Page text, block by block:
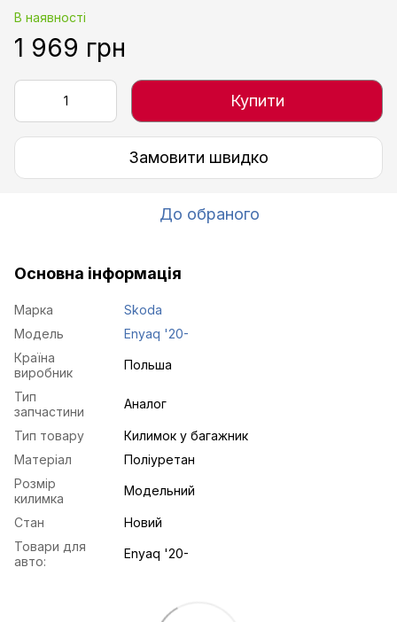
В наявності
1 969 грн
Купити
Замовити швидко
До обраного
Основна інформація
Марка
Skoda
Модель
Enyaq '20-
Країна
виробник
Польша
Тип
запчастини
Аналог
Тип товару
Килимок у багажник
Матеріал
Поліуретан
Розмір
килимка
Модельний
Стан
Новий
Товари для
авто:
Enyaq '20-